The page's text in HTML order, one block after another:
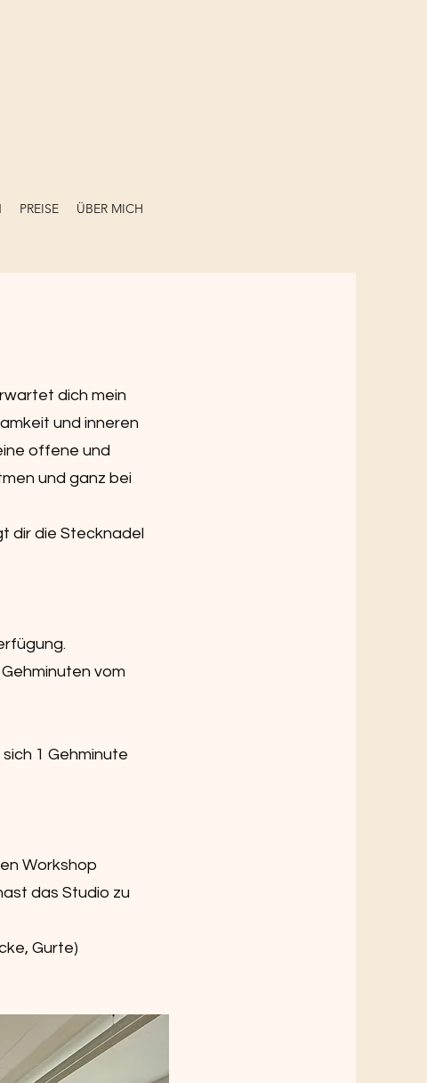
PREISE ÜBER MICH
dich mein
und inneren
offene und
und ganz bei
dir die Stecknadel
Gehminuten vom
1 Gehminute
Workshop
das Studio zu
Gurte)